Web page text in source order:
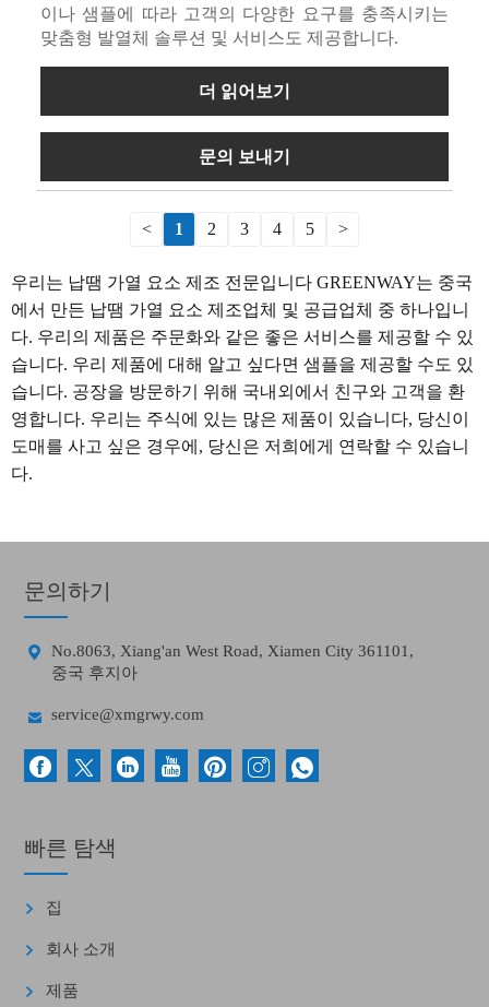
이나 샘플에 따라 고객의 다양한 요구를 충족시키는
맞춤형 발열체 솔루션 및 서비스도 제공합니다.
더 읽어보기
문의 보내기
< 1 2 3 4 5 >
우리는 납땜 가열 요소 제조 전문입니다 GREENWAY는 중국
에서 만든 납땜 가열 요소 제조업체 및 공급업체 중 하나입니
다. 우리의 제품은 주문화와 같은 좋은 서비스를 제공할 수 있
습니다. 우리 제품에 대해 알고 싶다면 샘플을 제공할 수도 있
습니다. 공장을 방문하기 위해 국내외에서 친구와 고객을 환
영합니다. 우리는 주식에 있는 많은 제품이 있습니다, 당신이
도매를 사고 싶은 경우에, 당신은 저희에게 연락할 수 있습니
다.
문의하기

No.8063, Xiang'an West Road, Xiamen City 361101,
중국 후지아
 service@xmgrwy.com
빠른 탐색
집
회사 소개
제품